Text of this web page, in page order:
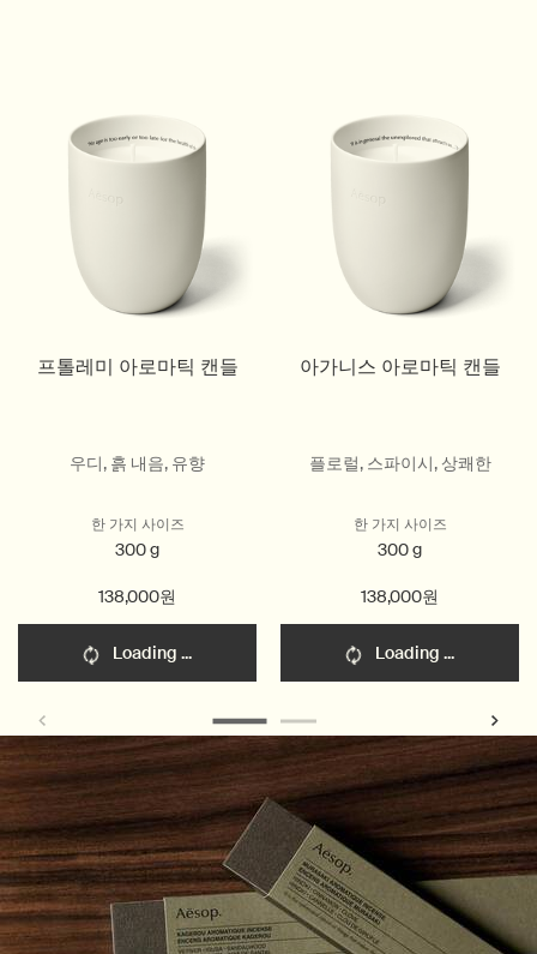
프톨레미 아로마틱 캔들
우디, 흙 내음, 유향
한 가지 사이즈
300 g
138,000원
Loading ...
아가니스 아로마틱 캔들
플로럴, 스파이시, 상쾌한
한 가지 사이즈
300 g
138,000원
Loading ...